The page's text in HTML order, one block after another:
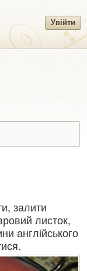
Увійти
залити
листок,
англійського